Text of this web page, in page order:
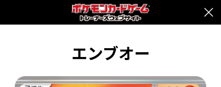
エンブオー